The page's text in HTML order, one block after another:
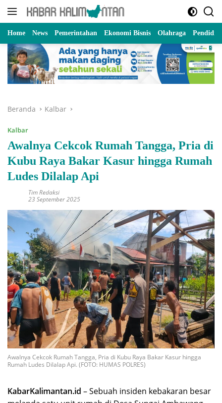
Langsung
Home News Pemerintahan Ekonomi Bisnis Olahraga
Beranda Kalbar
Kalbar
Awalnya Cekcok Rumah Tangga, Pria di
Kubu Raya Bakar Kasur hingga Rumah
Ludes Dilalap Api
Tim Redaksi
23 September 2025
Awalnya Cekcok Rumah Tangga, Pria di Kubu Raya Bakar Kasur hingga
Rumah Ludes Dilalap Api. (FOTO: HUMAS POLRES)
KabarKalimantan.id – Sebuah insiden kebakaran besar